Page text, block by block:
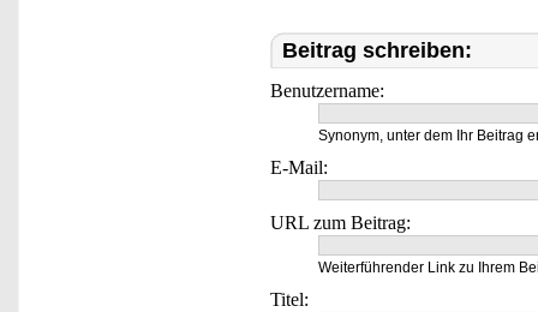
Beitrag schreiben:
Benutzername:
Synonym, unter dem Ihr Beitrag
E-Mail:
URL zum Beitrag:
Weiterführender Link zu Ihrem
Titel: